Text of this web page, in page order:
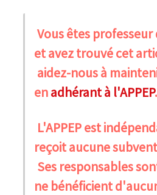
Vous êtes
et avez trouvé cet
aidez-nous à
enadhérant à l'APPEP.
L'APPEP est
reçoit aucune
Ses responsables
ne bénéficient